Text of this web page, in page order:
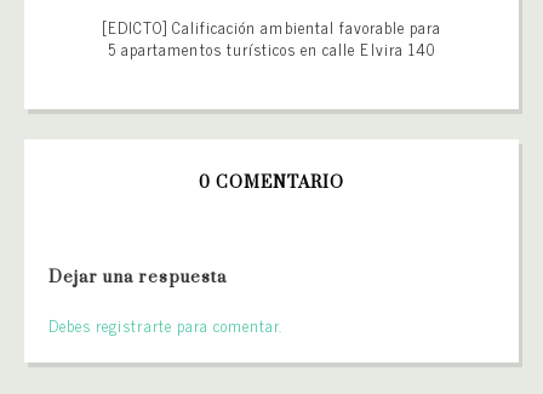
[EDICTO] Calificación ambiental favorable para
5 apartamentos turísticos en calle Elvira 140
0 COMENTARIO
Dejar una respuesta
Debes registrarte para comentar.